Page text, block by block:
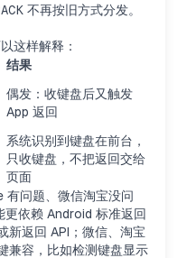
不再按旧方式分发。
这样解释：
结果
偶发：收键盘后又触发
App 返回
系统识别到键盘在前台，
只收键盘，不把返回交给
页面
有问题、微信淘宝没问
依赖 Android 标准返回
新返回 API；微信、淘宝
兼容，比如检测键盘显示